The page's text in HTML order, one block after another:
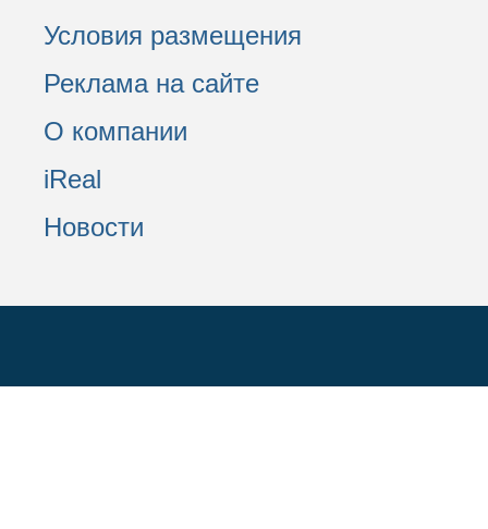
Условия размещения
Реклама на сайте
О компании
iReal
Новости